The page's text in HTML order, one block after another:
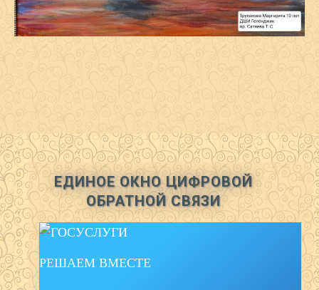
ЕДИНОЕ ОКНО ЦИФРОВОЙ
ОБРАТНОЙ СВЯЗИ
РЕШАЕМ ВМЕСТЕ